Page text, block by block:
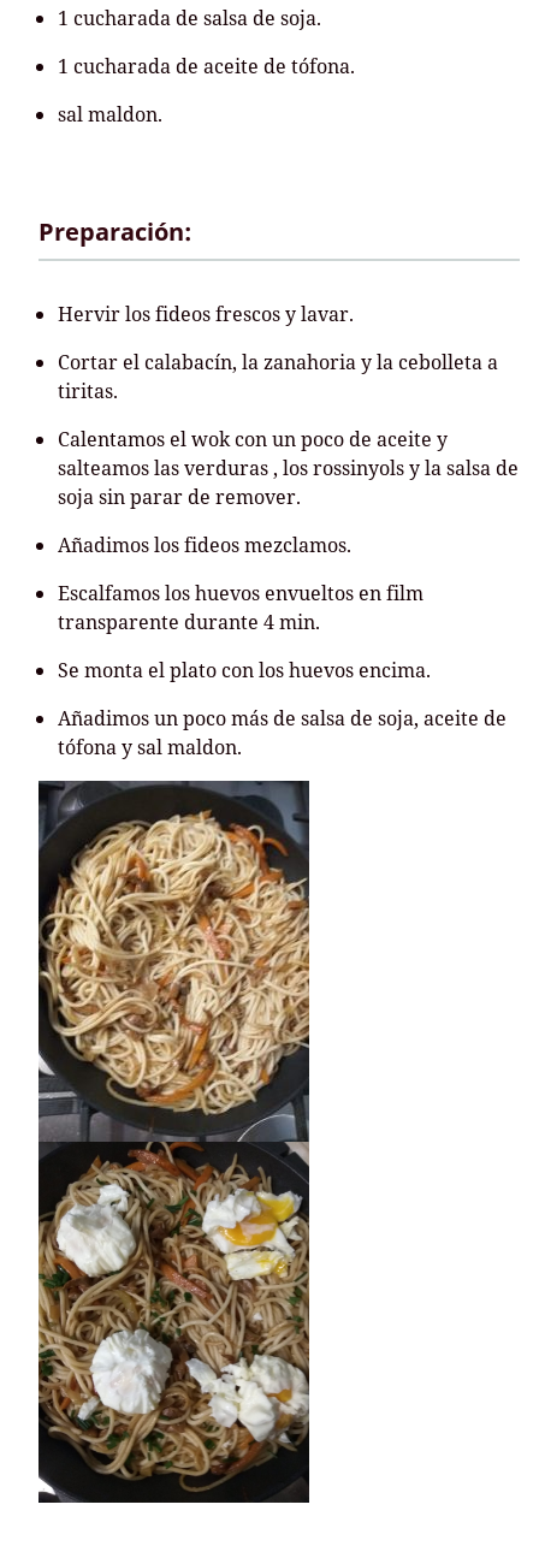
1 cucharada de salsa de soja.
1 cucharada de aceite de tófona.
sal maldon.
Preparación:
Hervir los fideos frescos y lavar.
Cortar el calabacín, la zanahoria y la cebolleta a
tiritas.
Calentamos el wok con un poco de aceite y
salteamos las verduras , los rossinyols y la salsa de
soja sin parar de remover.
Añadimos los fideos mezclamos.
Escalfamos los huevos envueltos en film
transparente durante 4 min.
Se monta el plato con los huevos encima.
Añadimos un poco más de salsa de soja, aceite de
tófona y sal maldon.